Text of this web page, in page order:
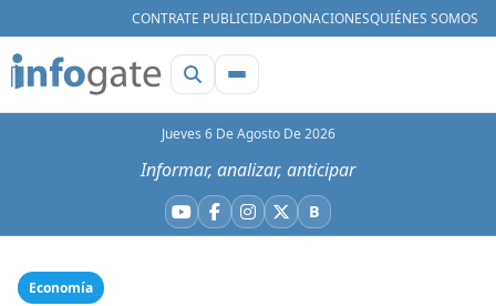
CONTRATE PUBLICIDADDONACIONESQUIÉNES SOMOS
Jueves 6 De Agosto De 2026
Informar, analizar, anticipar
YouTube
Facebook
Instagram
X BBluesky
Economía